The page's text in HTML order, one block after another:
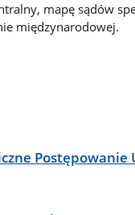
mapę sądów
międzynarodowej.
Postępowanie